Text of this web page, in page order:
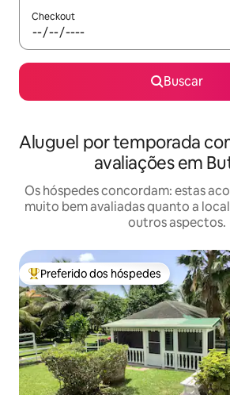
Checkout
Buscar
Aluguel por temporada
avaliações em
Os hóspedes concordam: estas
muito bem avaliadas quanto a
outros aspectos.
Entre os melhores preferidos dos
Preferido dos hóspedes